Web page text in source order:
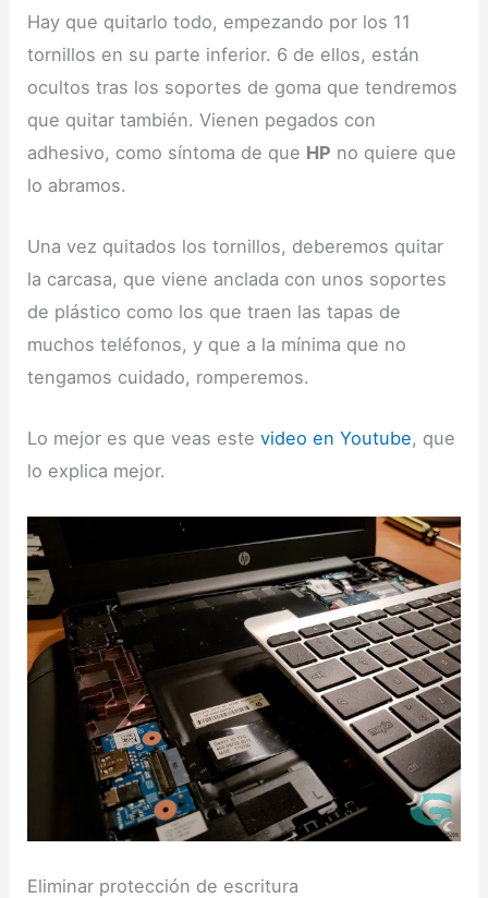
Hay que quitarlo todo, empezando por los 11
tornillos en su parte inferior. 6 de ellos, están
ocultos tras los soportes de goma que tendremos
que quitar también. Vienen pegados con
adhesivo, como síntoma de que HP no quiere que
lo abramos.
Una vez quitados los tornillos, deberemos quitar
la carcasa, que viene anclada con unos soportes
de plástico como los que traen las tapas de
muchos teléfonos, y que a la mínima que no
tengamos cuidado, romperemos.
Lo mejor es que veas estevideo en Youtube, que
lo explica mejor.
Eliminar protección de escritura